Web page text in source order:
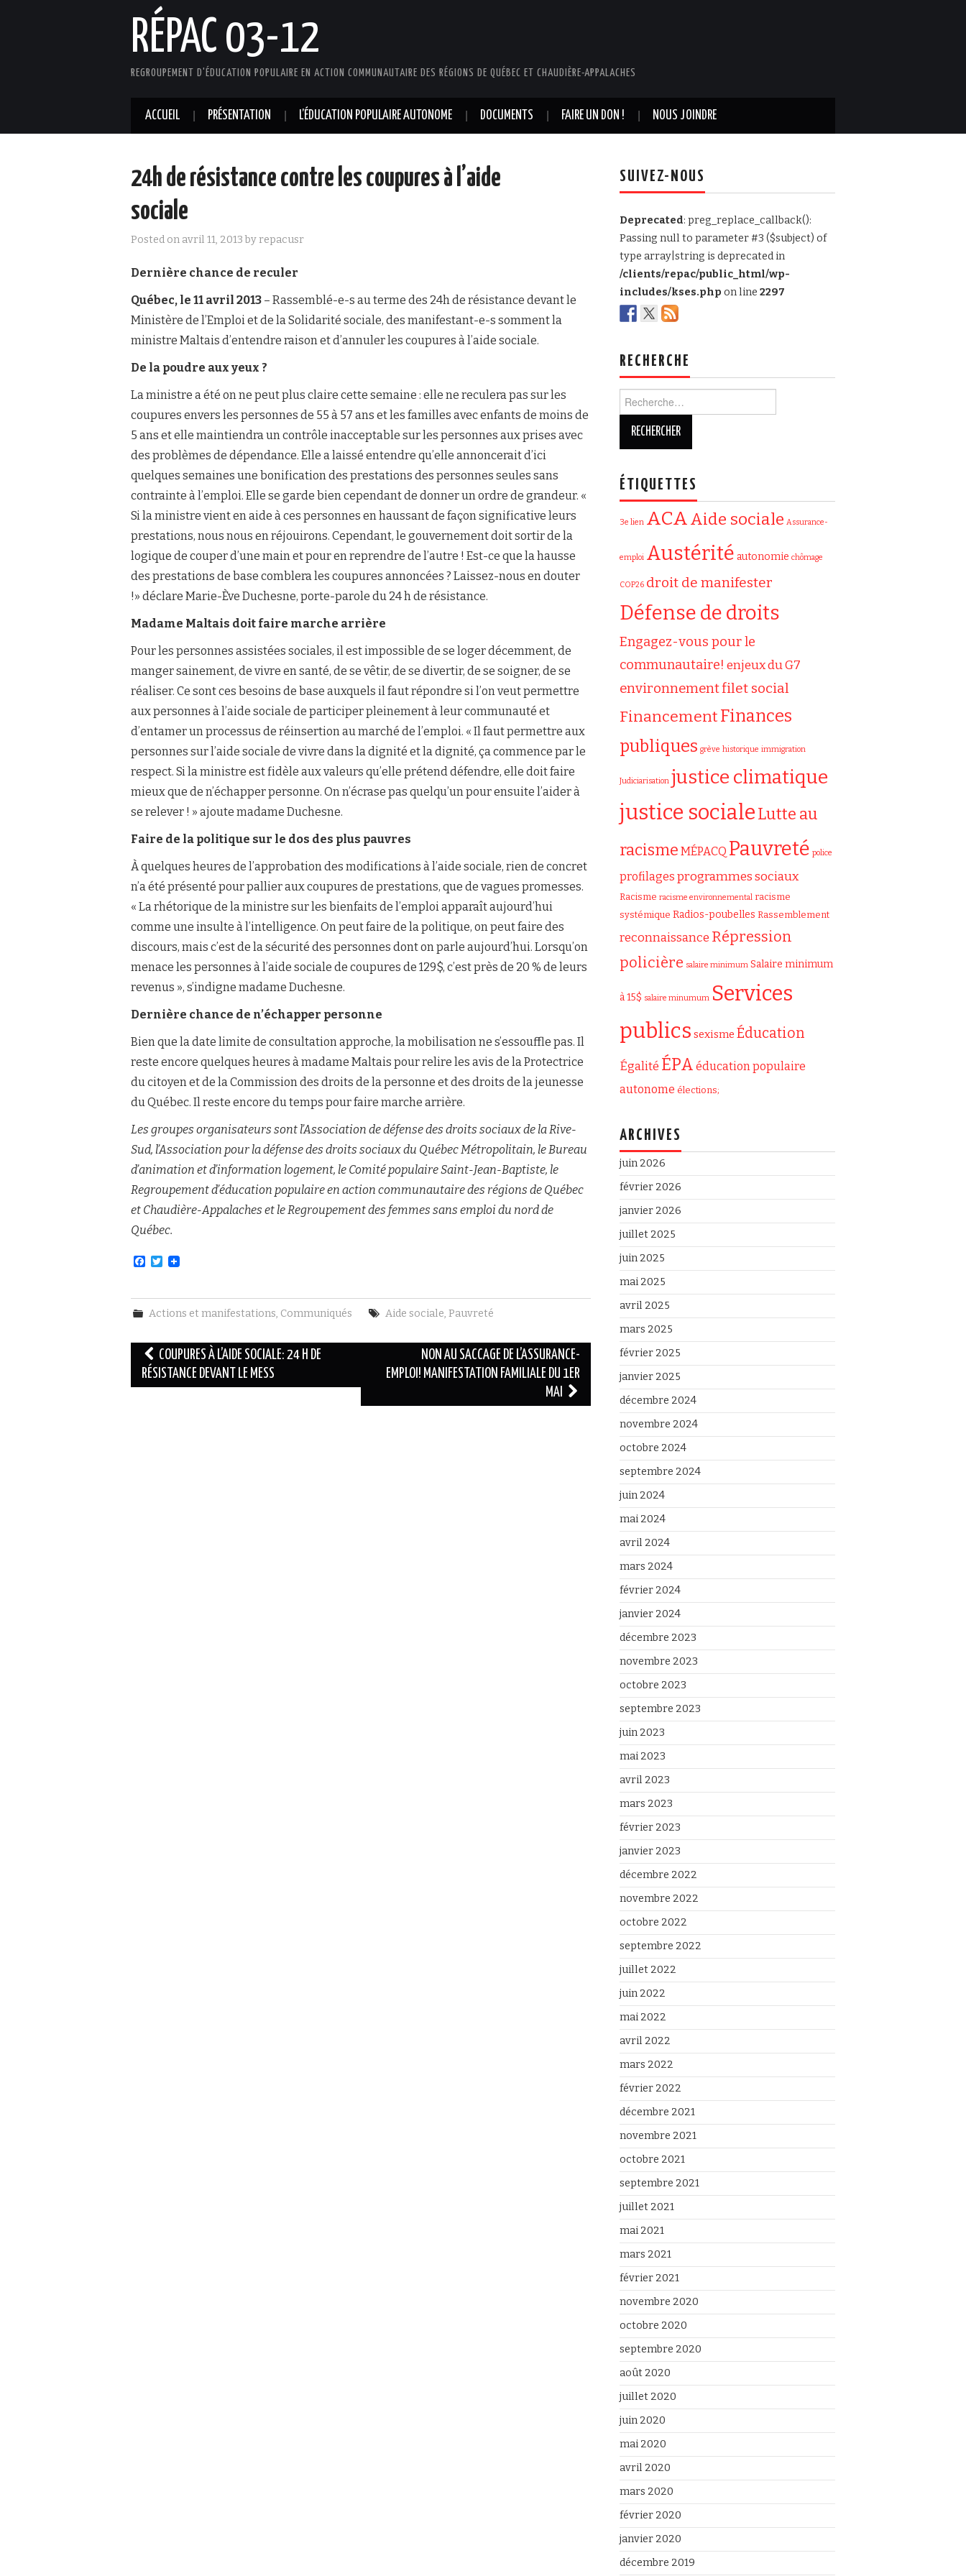
RÉPAC 03-12
REGROUPEMENT D'ÉDUCATION POPULAIRE EN ACTION COMMUNAUTAIRE DES RÉGIONS DE QUÉBEC ET CHAUDIÈRE-APPALACHES
ACCUEIL PRÉSENTATION L’ÉDUCATION POPULAIRE AUTONOME DOCUMENTS FAIRE UN DON ! NOUS JOINDRE
24h de résistance contre les coupures à l’aide
sociale
Posted on avril 11, 2013 byrepacusr
Dernière chance de reculer
Québec, le 11 avril 2013 – Rassemblé-e-s au terme des 24h de résistance devant le
Ministère de l’Emploi et de la Solidarité sociale, des manifestant-e-s somment la
ministre Maltais d’entendre raison et d’annuler les coupures à l’aide sociale.
De la poudre aux yeux ?
La ministre a été on ne peut plus claire cette semaine : elle ne reculera pas sur les
coupures envers les personnes de 55 à 57 ans et les familles avec enfants de moins de
5 ans et elle maintiendra un contrôle inacceptable sur les personnes aux prises avec
des problèmes de dépendance. Elle a laissé entendre qu’elle annoncerait d’ici
quelques semaines une bonification des prestations des personnes seules sans
contrainte à l’emploi. Elle se garde bien cependant de donner un ordre de grandeur. «
Si la ministre vient en aide à ces personnes en haussant de façon significative leurs
prestations, nous nous en réjouirons. Cependant, le gouvernement doit sortir de la
logique de couper d’une main et pour en reprendre de l’autre ! Est-ce que la hausse
des prestations de base comblera les coupures annoncées ? Laissez-nous en douter
!» déclare Marie-Ève Duchesne, porte-parole du 24 h de résistance.
Madame Maltais doit faire marche arrière
Pour les personnes assistées sociales, il est impossible de se loger décemment, de
manger sainement, de vivre en santé, de se vêtir, de se divertir, de se soigner, de se
réaliser. Ce sont ces besoins de base auxquels il faut répondre si l’on veut permettre
aux personnes à l’aide sociale de participer pleinement à leur communauté et
d’entamer un processus de réinsertion au marché de l’emploi. « Il faut permettre aux
personnes sur l’aide sociale de vivre dans la dignité et la dignité, ça commence par le
respect. Si la ministre est fidèle aux valeurs qu’elle prétend défendre, elle doit faire
mieux que de n’échapper personne. On n’écrase pas quelqu’un pour ensuite l’aider à
se relever ! » ajoute madame Duchesne.
Faire de la politique sur le dos des plus pauvres
À quelques heures de l’approbation des modifications à l’aide sociale, rien de concret
n’a été présenté pour pallier aux coupures de prestations, que de vagues promesses.
« La rhétorique de la ministre sur les bienfaits de l’emploi apparaît aujourd’hui
comme une insulte à l’intelligence. On peut faire de la politique, on peut faire des
discours, mais c’est de la sécurité des personnes dont on parle aujourd’hui. Lorsqu’on
menace les personnes à l’aide sociale de coupures de 129$, c’est près de 20 % de leurs
revenus », s’indigne madame Duchesne.
Dernière chance de n’échapper personne
Bien que la date limite de consultation approche, la mobilisation ne s’essouffle pas. Il
reste encore quelques heures à madame Maltais pour relire les avis de la Protectrice
du citoyen et de la Commission des droits de la personne et des droits de la jeunesse
du Québec. Il reste encore du temps pour faire marche arrière.
Les groupes organisateurs sont l’Association de défense des droits sociaux de la Rive-
Sud, l’Association pour la défense des droits sociaux du Québec Métropolitain, le Bureau
d’animation et d’information logement, le Comité populaire Saint-Jean-Baptiste, le
Regroupement d’éducation populaire en action communautaire des régions de Québec
et Chaudière-Appalaches et le Regroupement des femmes sans emploi du nord de
Québec.
F
e
b
o
k
T
t
t
e
Actions et manifestations, Communiqués Aide sociale, Pauvreté
Navigation
des
COUPURES À L’AIDE SOCIALE: 24 H DE
RÉSISTANCE DEVANT LE MESS
NON AU SACCAGE DE L’ASSURANCE-
EMPLOI! MANIFESTATION FAMILIALE DU 1ER
MAI
SUIVEZ-NOUS
Deprecated: preg_replace_callback():
Passing null to parameter #3 ($subject) of
type array|string is deprecated in
/clients/repac/public_html/wp-
includes/kses.php on line 2297
RECHERCHE
ÉTIQUETTES
3e lien ACAAide sociale Assurance-
emploi Austérité autonomie chômage
COP26 droit de manifester
Défense de droits
Engagez-vous pour le
communautaire! enjeux du G7
environnementfilet social
FinancementFinances
publiques grève historique immigration
Judiciarisation justice climatique
justice socialeLutte au
racisme MÉPACQ Pauvreté police
profilages programmes sociaux
Racisme racisme environnemental racisme
systémique Radios-poubelles Rassemblement
reconnaissance Répression
policière salaire minimum Salaire minimum
à 15$ salaire minumum Services
publics sexisme Éducation
Égalité ÉPA éducation populaire
autonome élections;
ARCHIVES
juin 2026
février 2026
janvier 2026
juillet 2025
juin 2025
mai 2025
avril 2025
mars 2025
février 2025
janvier 2025
décembre 2024
novembre 2024
octobre 2024
septembre 2024
juin 2024
mai 2024
avril 2024
mars 2024
février 2024
janvier 2024
décembre 2023
novembre 2023
octobre 2023
septembre 2023
juin 2023
mai 2023
avril 2023
mars 2023
février 2023
janvier 2023
décembre 2022
novembre 2022
octobre 2022
septembre 2022
juillet 2022
juin 2022
mai 2022
avril 2022
mars 2022
février 2022
décembre 2021
novembre 2021
octobre 2021
septembre 2021
juillet 2021
mai 2021
mars 2021
février 2021
novembre 2020
octobre 2020
septembre 2020
août 2020
juillet 2020
juin 2020
mai 2020
avril 2020
mars 2020
février 2020
janvier 2020
décembre 2019